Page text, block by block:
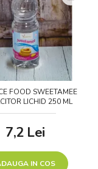
FOOD SWEETAMEE
INDULCITOR LICHID 250 ML
7,2Lei
IN COS